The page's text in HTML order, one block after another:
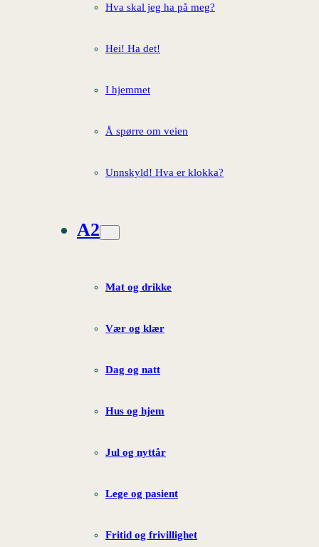
Hva skal jeg ha på meg?
Hei! Ha det!
I hjemmet
Å spørre om veien
Unnskyld! Hva er klokka?
A2
Mat og drikke
Vær og klær
Dag og natt
Hus og hjem
Jul og nyttår
Lege og pasient
Fritid og frivillighet